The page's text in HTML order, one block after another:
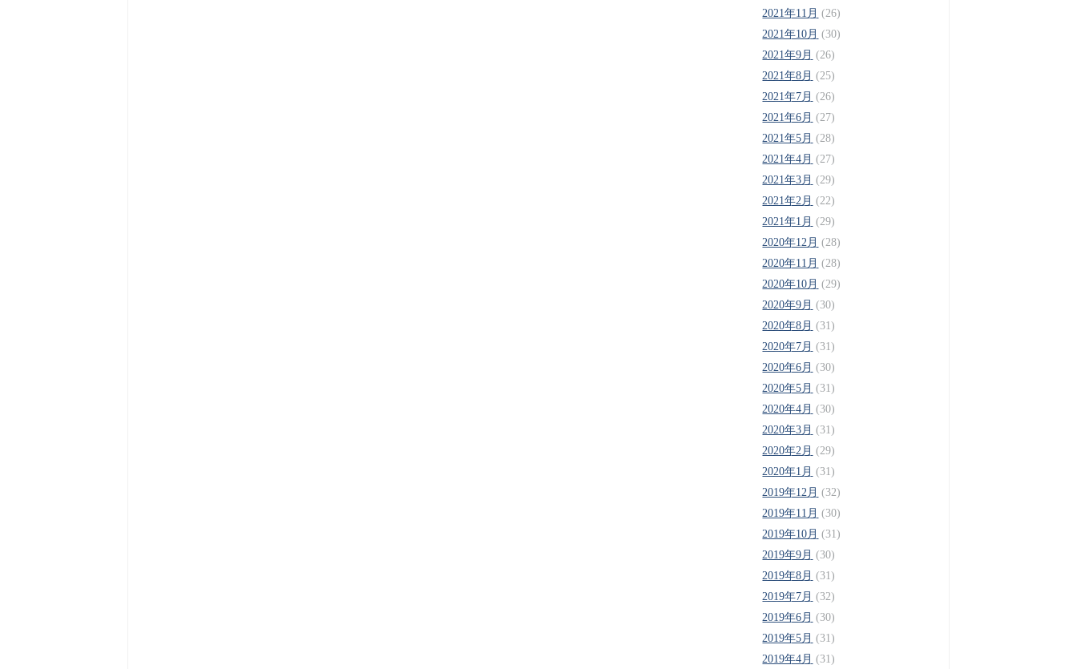
2021年11月 (26)
2021年10月 (30)
2021年9月 (26)
2021年8月 (25)
2021年7月 (26)
2021年6月 (27)
2021年5月 (28)
2021年4月 (27)
2021年3月 (29)
2021年2月 (22)
2021年1月 (29)
2020年12月 (28)
2020年11月 (28)
2020年10月 (29)
2020年9月 (30)
2020年8月 (31)
2020年7月 (31)
2020年6月 (30)
2020年5月 (31)
2020年4月 (30)
2020年3月 (31)
2020年2月 (29)
2020年1月 (31)
2019年12月 (32)
2019年11月 (30)
2019年10月 (31)
2019年9月 (30)
2019年8月 (31)
2019年7月 (32)
2019年6月 (30)
2019年5月 (31)
2019年4月 (31)